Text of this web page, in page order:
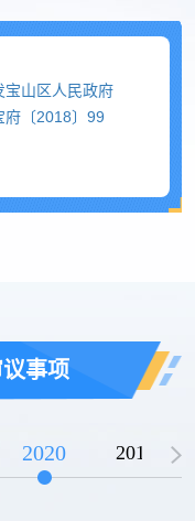
宝山区人民政府
府〔2018〕99
事项
2020 2019